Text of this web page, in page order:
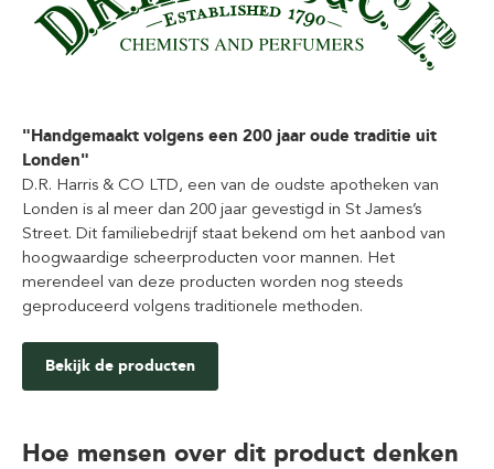
"Handgemaakt volgens een 200 jaar oude traditie uit
Londen"
D.R. Harris & CO LTD, een van de oudste apotheken van
Londen is al meer dan 200 jaar gevestigd in St James’s
Street. Dit familiebedrijf staat bekend om het aanbod van
hoogwaardige scheerproducten voor mannen. Het
merendeel van deze producten worden nog steeds
geproduceerd volgens traditionele methoden.
Bekijk de producten
Hoe mensen over dit product denken